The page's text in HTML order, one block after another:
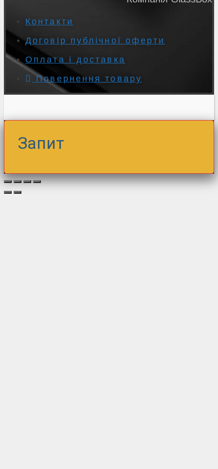
Контакти
Договір публічної оферти
Оплата і доставка
Повернення товару
Запит